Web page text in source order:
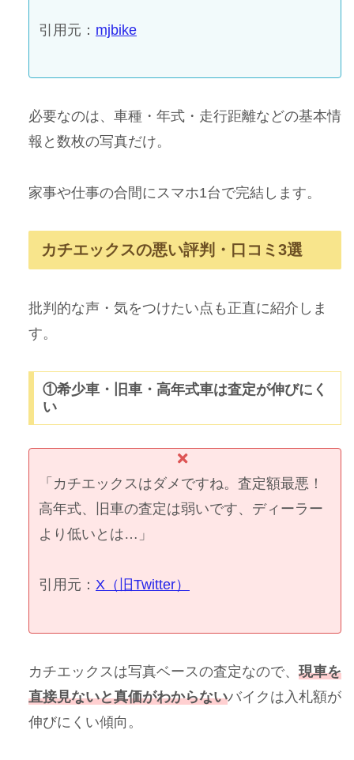
引用元： mjbike
必要なのは、車種・年式・走行距離などの基本情
報と数枚の写真だけ。
家事や仕事の合間にスマホ1台で完結します。
カチエックスの悪い評判・口コミ3選
批判的な声・気をつけたい点も正直に紹介しま
す。
①希少車・旧車・高年式車は査定が伸びにく
い
「カチエックスはダメですね。査定額最悪！
高年式、旧車の査定は弱いです、ディーラー
より低いとは…」
引用元： X（旧Twitter）
カチエックスは写真ベースの査定なので、 現車を
直接見ないと真価がわからないバイクは入札額が
伸びにくい傾向。